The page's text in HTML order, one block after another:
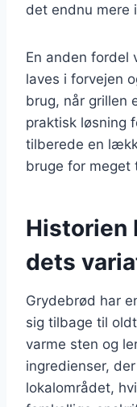
det endnu mere
En anden fordel
laves i forvejen
brug, når grillen
praktisk løsning
tilberede en
bruge for meget
Historien
dets
Grydebrød har
sig tilbage til
varme sten og
ingredienser,
lokalområdet,